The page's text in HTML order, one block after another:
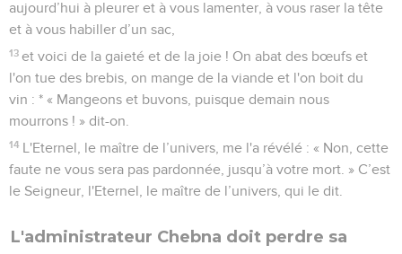
1 Message sur Tyr. Lamentez-vous, bateaux long-courriers,
car elle est violemment détruite : plus de maisons, plus
d'entrée ! C'est de Kittim que la nouvelle leur est parvenue.
2 Soyez muets de terreur, habitants de l’île et vous,
marchands de Sidon, qui parcourez la mer pour la combler !
3 Amenées à travers les vastes eaux, les céréales du Shichor,
les moissons permises par le Nil, constituaient son revenu ;
elle était le marché des nations.
4 Sois couverte de honte, Sidon ! En effet, voici ce que dit la
douleur, je n'ai pas accouché, je n'ai pas élevé de jeunes